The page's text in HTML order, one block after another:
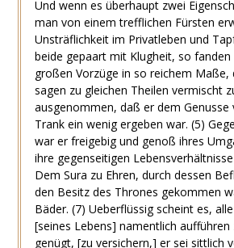
Und wenn es überhaupt zwei
man von einem trefflichen Fürsten
Unsträflichkeit im Privatleben und
beide gepaart mit Klugheit, so fanden
großen Vorzüge in so reichem Maße,
sagen zu gleichen Theilen vermischt
ausgenommen, daß er dem Genusse
Trank ein wenig ergeben war. (5)
war er freigebig und genoß ihres
ihre gegenseitigen
Dem Sura zu Ehren, durch dessen
den Besitz des Thrones gekommen
Bäder. (7) Ueberflüssig scheint es,
[seines Lebens] namentlich aufführen
genügt, [zu versichern,] er sei sittlich